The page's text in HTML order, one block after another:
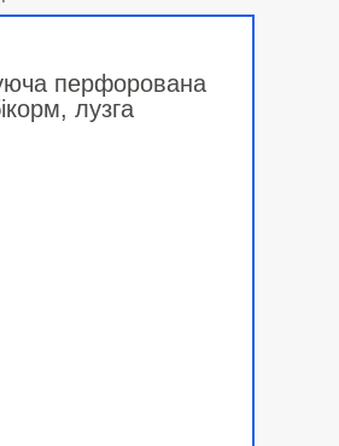
перфорована
лузга